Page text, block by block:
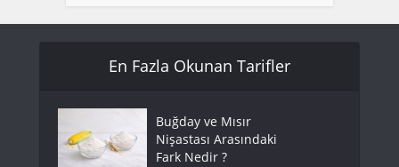
En Fazla Okunan Tarifler
Buğday ve Mısır
Nişastası Arasındaki
Fark Nedir ?